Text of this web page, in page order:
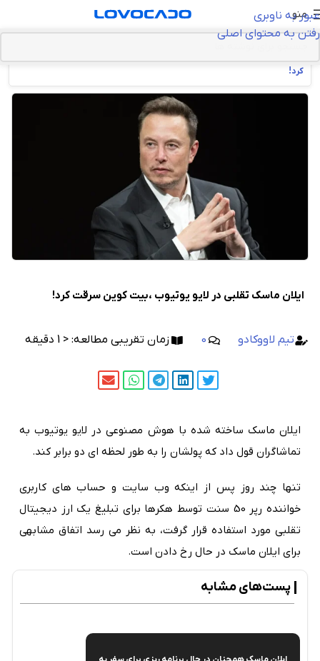
عبور به ناوبری
رفتن به محتوای اصلی
منو
کرد!
ایلان ماسک تقلبی در لایو یوتیوب ،بیت کوین سرقت کرد!
تیم لاووکادو 0 زمان تقریبی مطالعه: < 1 دقیقه
ایلان ماسک ساخته شده با هوش مصنوعی در لایو یوتیوب به
تماشاگران قول داد که پولشان را به طور لحظه ای دو برابر کند.
تنها چند روز پس از اینکه وب سایت و حساب های کاربری
خواننده رپر 50 سنت توسط هکرها برای تبلیغ یک ارز دیجیتال
تقلبی مورد استفاده قرار گرفت، به نظر می رسد اتفاق مشابهی
برای ایلان ماسک در حال رخ دادن است.
پست‌های مشابه